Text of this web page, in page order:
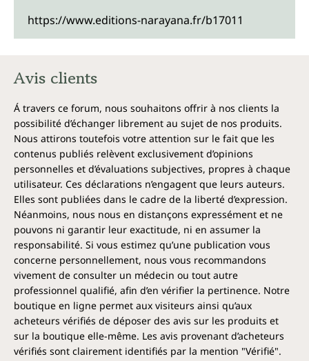
https://www.editions-narayana.fr/b17011
Avis clients
Á travers ce forum, nous souhaitons offrir à nos clients la
possibilité d’échanger librement au sujet de nos produits.
Nous attirons toutefois votre attention sur le fait que les
contenus publiés relèvent exclusivement d’opinions
personnelles et d’évaluations subjectives, propres à chaque
utilisateur. Ces déclarations n’engagent que leurs auteurs.
Elles sont publiées dans le cadre de la liberté d’expression.
Néanmoins, nous nous en distançons expressément et ne
pouvons ni garantir leur exactitude, ni en assumer la
responsabilité. Si vous estimez qu’une publication vous
concerne personnellement, nous vous recommandons
vivement de consulter un médecin ou tout autre
professionnel qualifié, afin d’en vérifier la pertinence. Notre
boutique en ligne permet aux visiteurs ainsi qu’aux
acheteurs vérifiés de déposer des avis sur les produits et
sur la boutique elle-même. Les avis provenant d’acheteurs
vérifiés sont clairement identifiés par la mention "Vérifié".